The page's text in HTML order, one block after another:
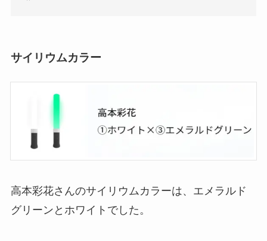
サイリウムカラー
高本彩花さんのサイリウムカラーは、エメラルド
グリーンとホワイトでした。